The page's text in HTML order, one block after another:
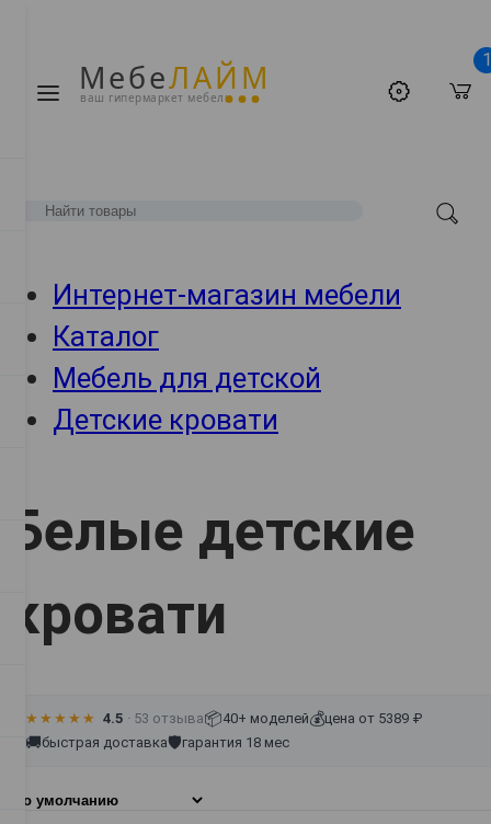
МебеЛАЙМ
ваш гипермаркет мебели
1
Интернет-магазин мебели
Каталог
Мебель для детской
Детские кровати
Белые детские
кровати
★★★★★ 4.5 · 53 отзыва📦40+ моделей💰цена от 5389 ₽
🚚быстрая доставка🛡гарантия 18 мес